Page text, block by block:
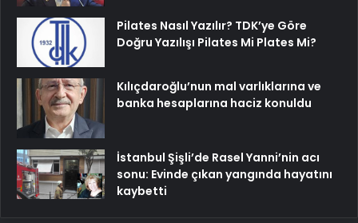
Pilates Nasıl Yazılır? TDK’ye Göre
Doğru Yazılışı Pilates Mi Plates Mi?
Kılıçdaroğlu’nun mal varlıklarına ve
banka hesaplarına haciz konuldu
İstanbul Şişli’de Rasel Yanni’nin acı
sonu: Evinde çıkan yangında hayatını
kaybetti